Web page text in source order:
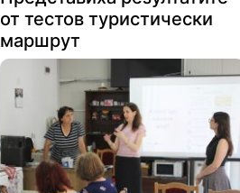
от тестов туристически
маршрут